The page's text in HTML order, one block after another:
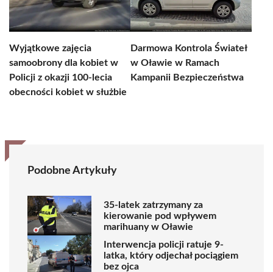
Wyjątkowe zajęcia
samoobrony dla kobiet w
Policji z okazji 100-lecia
obecności kobiet w służbie
Darmowa Kontrola Świateł
w Oławie w Ramach
Kampanii Bezpieczeństwa
Podobne Artykuły
35-latek zatrzymany za
kierowanie pod wpływem
marihuany w Oławie
Interwencja policji ratuje 9-
latka, który odjechał pociągiem
bez ojca